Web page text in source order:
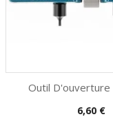
Outil D'ouverture
Prix
6,60 €